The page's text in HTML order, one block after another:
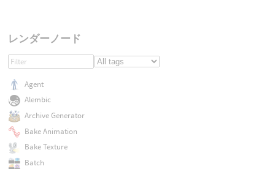
レンダーノード
Agent
Alembic
Archive Generator
Bake Animation
Bake Texture
Batch